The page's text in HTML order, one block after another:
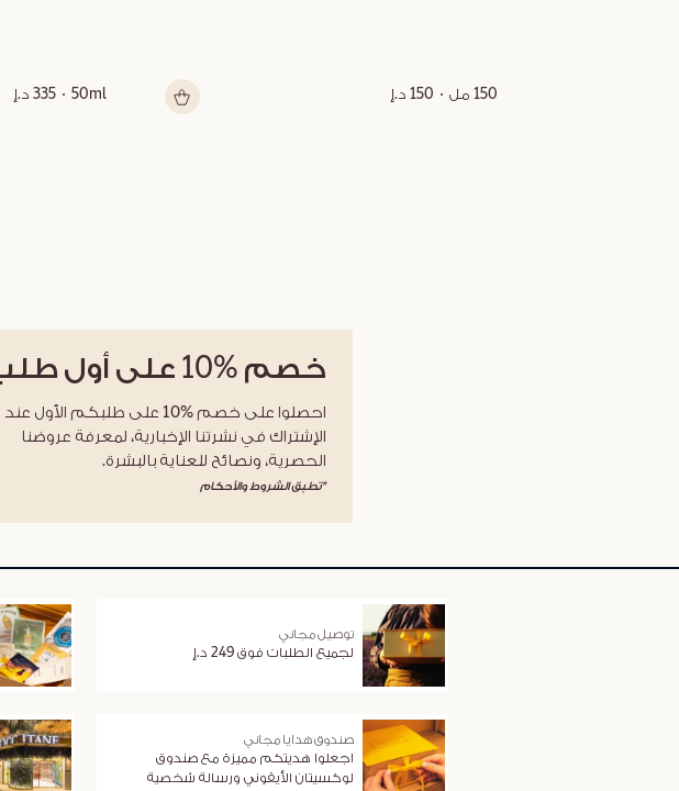
150 مل 150 د.إ 50ml 335 د.إ
خصم %10 على أول
احصلوا على خصم %10 على طلبكم الأول عند
الإشتراك في نشرتنا الإخبارية، لمعرفة عروضنا
الحصرية، ونصائح للعناية بالبشرة.
*تطبق الشروط والأحكام
توصيل مجاني
لجميع الطلبات فوق 249 د.إ
صندوق هدايا مجاني
اجعلوا هديتكم مميزة مع صندوق
لوكسيتان الأيقوني ورسالة شخصية